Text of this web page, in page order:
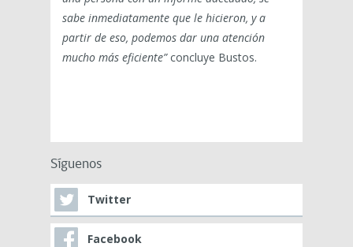
sabe inmediatamente que le hicieron, y a
partir de eso, podemos dar una atención
mucho más eficiente”concluye Bustos.
Síguenos
Twitter
Facebook